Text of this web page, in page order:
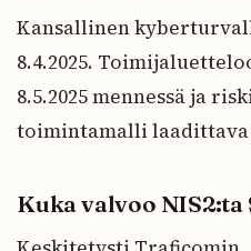
Kansallinen
8.4.2025.
8.5.2025 mennessä ja
toimintamalli laadittava
Kuka valvoo NIS2:ta